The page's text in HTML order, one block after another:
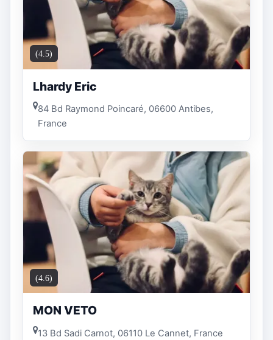
(4.5)
Lhardy Eric
84 Bd Raymond Poincaré, 06600 Antibes,
France
(4.6)
MON VETO
13 Bd Sadi Carnot, 06110 Le Cannet, France